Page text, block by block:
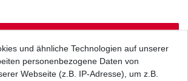
und ähnliche Technologien auf unserer
personenbezogene Daten von
Webseite (z.B. IP-Adresse), um z.B.